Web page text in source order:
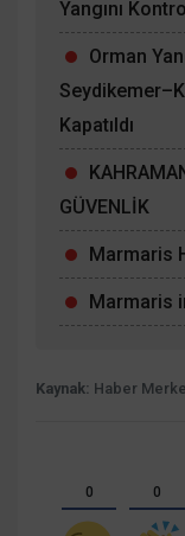
Yangını
Orman
Kapatıldı
GÜVENLİK
Marmaris
Marmaris
Kaynak: Haber
0 0